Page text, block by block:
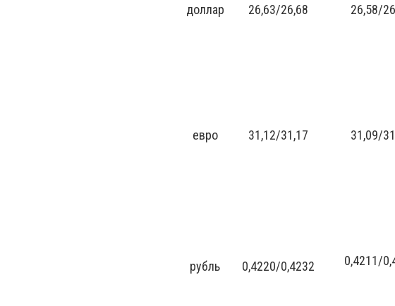
доллар 26,63/26,68 26,58/
евро 31,12/31,17 31,09/
рубль 0,4220/0,4232 0,4211/